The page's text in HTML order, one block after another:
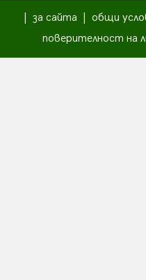
за сайта
общи
поверителност на